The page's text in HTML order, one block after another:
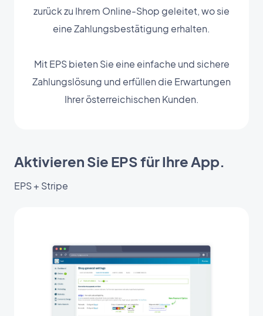
zurück zu Ihrem Online-Shop geleitet, wo sie
eine Zahlungsbestätigung erhalten.
Mit EPS bieten Sie eine einfache und sichere
Zahlungslösung und erfüllen die Erwartungen
Ihrer österreichischen Kunden.
Aktivieren Sie EPS für Ihre App.
EPS + Stripe